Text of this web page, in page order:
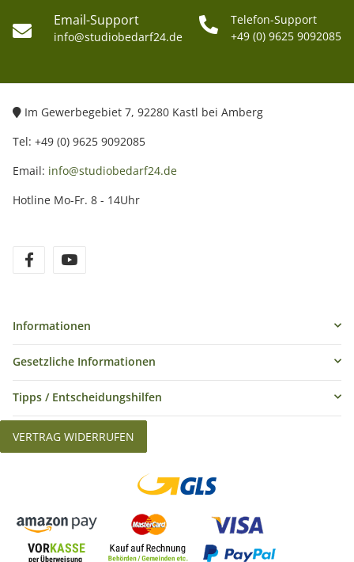
Email-Support
info@studiobedarf24.de
Telefon-Support
+49 (0) 9625 9092085
Im Gewerbegebiet 7, 92280 Kastl bei Amberg
Tel: +49 (0) 9625 9092085
Email: info@studiobedarf24.de
Hotline Mo-Fr. 8 - 14Uhr
Informationen
Gesetzliche Informationen
Tipps / Entscheidungshilfen
VERTRAG WIDERRUFEN